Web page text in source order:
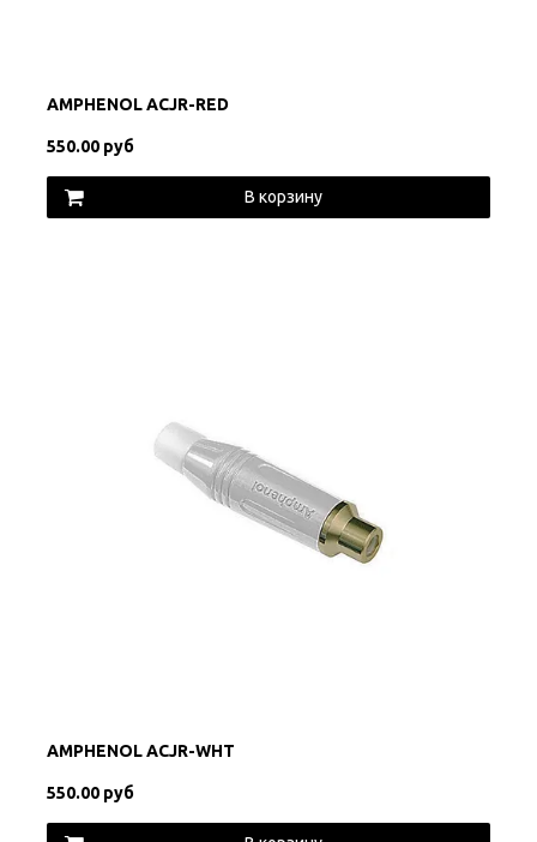
AMPHENOL ACJR-RED
550.00 руб
В корзину
AMPHENOL ACJR-WHT
550.00 руб